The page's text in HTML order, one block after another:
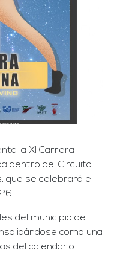
la XI Carrera
dentro del Circuito
que se celebrará el
del municipio de
como una
del calendario